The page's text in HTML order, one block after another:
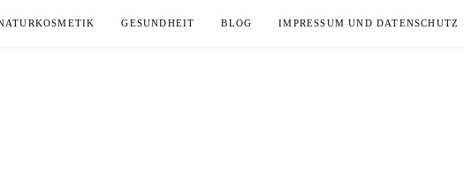
GESUNDHEIT BLOG IMPRESSUM UND DATENSCHUTZ